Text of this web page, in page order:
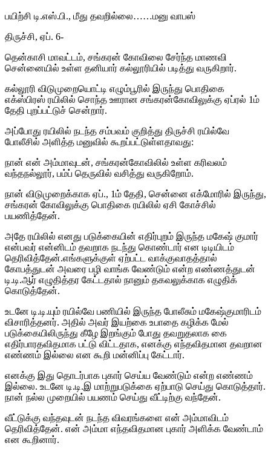
பயிற்சி டி.எஸ்.பி., மீது தவறில்லை……மனு வாபஸ்
திருச்சி, ஏப்‌. 6-
தென்காசி மாவட்டம், சங்கரன் கோவிலை சேர்ந்த மாணவி
சென்னையில் உள்ள தனியார் கல்லூரியில் படித்து வருகிறார்.
கல்லூரி விடுமுறையொட்டி எழும்பூரில் இருந்து பொதிகை
எக்ஸ்பிரஸ் ரயிலில் சொந்த ஊரான சங்கரன்கோவிலுக்கு ஏப்ரல் 1ம்
தேதி புறப்பட்டுச் சென்றார்.
அப்போது ரயிலில் நடந்த சம்பவம் குறித்து திருச்சி ரயில்வே
போலீசில் அளித்த மனுவில் கூறப்பட்டுள்ளதாவது:
நான் என் அம்மாவுடன், சங்கரன்கோவிலில் உள்ள கரிவலம்
வந்தநல்லூர், பம்ப் தெருவில் வசித்து வருகிறோம்.
நான் விடுமுறைக்காக ஏப்., 1ம் தேதி, சென்னை எக்மோரில் இருந்து,
சங்கரன் கோவிலுக்கு பொதிகை ரயிலில் ஏசி கோச்சில்
பயணித்தேன்.
அதே ரயிலில் எனது படுக்கையின் எதிர்புறம் இருந்த மகேஷ் குமார்
என்பவர் என்னிடம் தவறாக நடந்து கொண்டார் என டிடியிடம்
தெரிவித்தேன்.எங்களுக்குள் ஏற்பட்ட வாக்குவாதத்தால்
கோபத்துடன் அவரை பழி வாங்க வேண்டும் என்ற எண்ணத்துடன்
டி.டி.ஆர் எழுதித்தர கேட்டதால் நானும் தகவலுக்காக எழுதிக்
கொடுத்தேன்.
உடனே டி.டி.யும் ரயில்வே பணியில் இருந்த போலீசும் மகேஷ்குமாரிடம்
விசாரித்தனர். அதில் அவர் இயற்கை உபாதை கழிக்க மேல்
படுக்கையிலிருந்து கீழே இறங்கும் போது தவறுதலாக கை
எதிர்பாரதவிதமாக பட்டு விட்டதாக, எனக்கு எந்தவிதமான தவறான
எண்ணம் இல்லை என கூறி மன்னிப்பு கேட்டார்.
எனக்கு இது தொடர்பாக புகார் செய்ய வேண்டும் என்ற எண்ணம்
இல்லை. உடனே டி.டி.இ மாற்றுபடுக்கை ஏற்பாடு செய்து கொடுத்தார்.
நான் நல்ல முறையில் பயணம் செய்து வீட்டிற்கு வந்தேன்.
வீட்டுக்கு வந்தவுடன் நடந்த விவரங்களை என் அம்மாவிடம்
தெரிவித்தேன். என் அம்மா எந்தவிதமான புகார் அளிக்க வேண்டாம்
என கூறினார்.